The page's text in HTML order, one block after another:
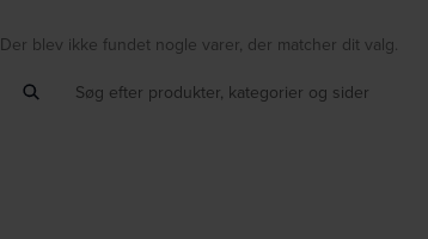
Der blev ikke fundet nogle varer, der matcher dit valg.